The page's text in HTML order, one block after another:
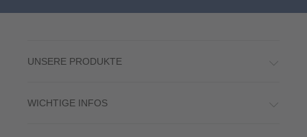
UNSERE PRODUKTE
WICHTIGE INFOS